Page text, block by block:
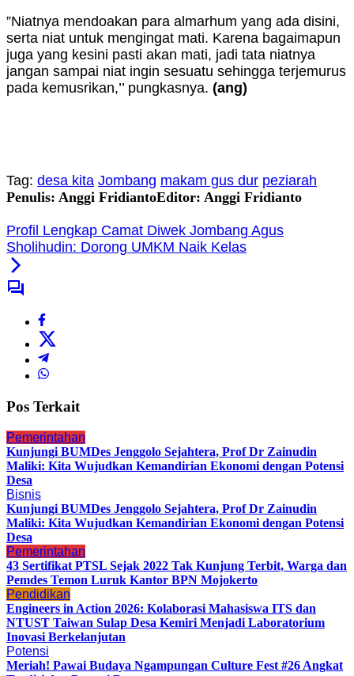
”Niatnya mendoakan para almarhum yang ada disini,
serta niat untuk mengingat mati. Karena bagaimapun
juga yang kesini pasti akan mati, jadi tata niatnya
jangan sampai niat ingin sesuatu sehingga terjemurus
pada kemusrikan,’’ pungkasnya. (ang)
Tag: desa kita Jombang makam gus dur peziarah
Penulis: Anggi FridiantoEditor: Anggi Fridianto
Profil Lengkap Camat Diwek Jombang Agus
Sholihudin: Dorong UMKM Naik Kelas
Pos Terkait
Pemerintahan
Kunjungi BUMDes Jenggolo Sejahtera, Prof Dr Zainudin
Maliki: Kita Wujudkan Kemandirian Ekonomi dengan Potensi
Desa
Bisnis
Kunjungi BUMDes Jenggolo Sejahtera, Prof Dr Zainudin
Maliki: Kita Wujudkan Kemandirian Ekonomi dengan Potensi
Desa
Pemerintahan
43 Sertifikat PTSL Sejak 2022 Tak Kunjung Terbit, Warga dan
Pemdes Temon Luruk Kantor BPN Mojokerto
Pendidikan
Engineers in Action 2026: Kolaborasi Mahasiswa ITS dan
NTUST Taiwan Sulap Desa Kemiri Menjadi Laboratorium
Inovasi Berkelanjutan
Potensi
Meriah! Pawai Budaya Ngampungan Culture Fest #26 Angkat